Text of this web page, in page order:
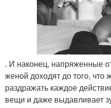
. И наконец, напряженные
женой доходят до того, что
раздражать каждое
вещи и даже выдавливает